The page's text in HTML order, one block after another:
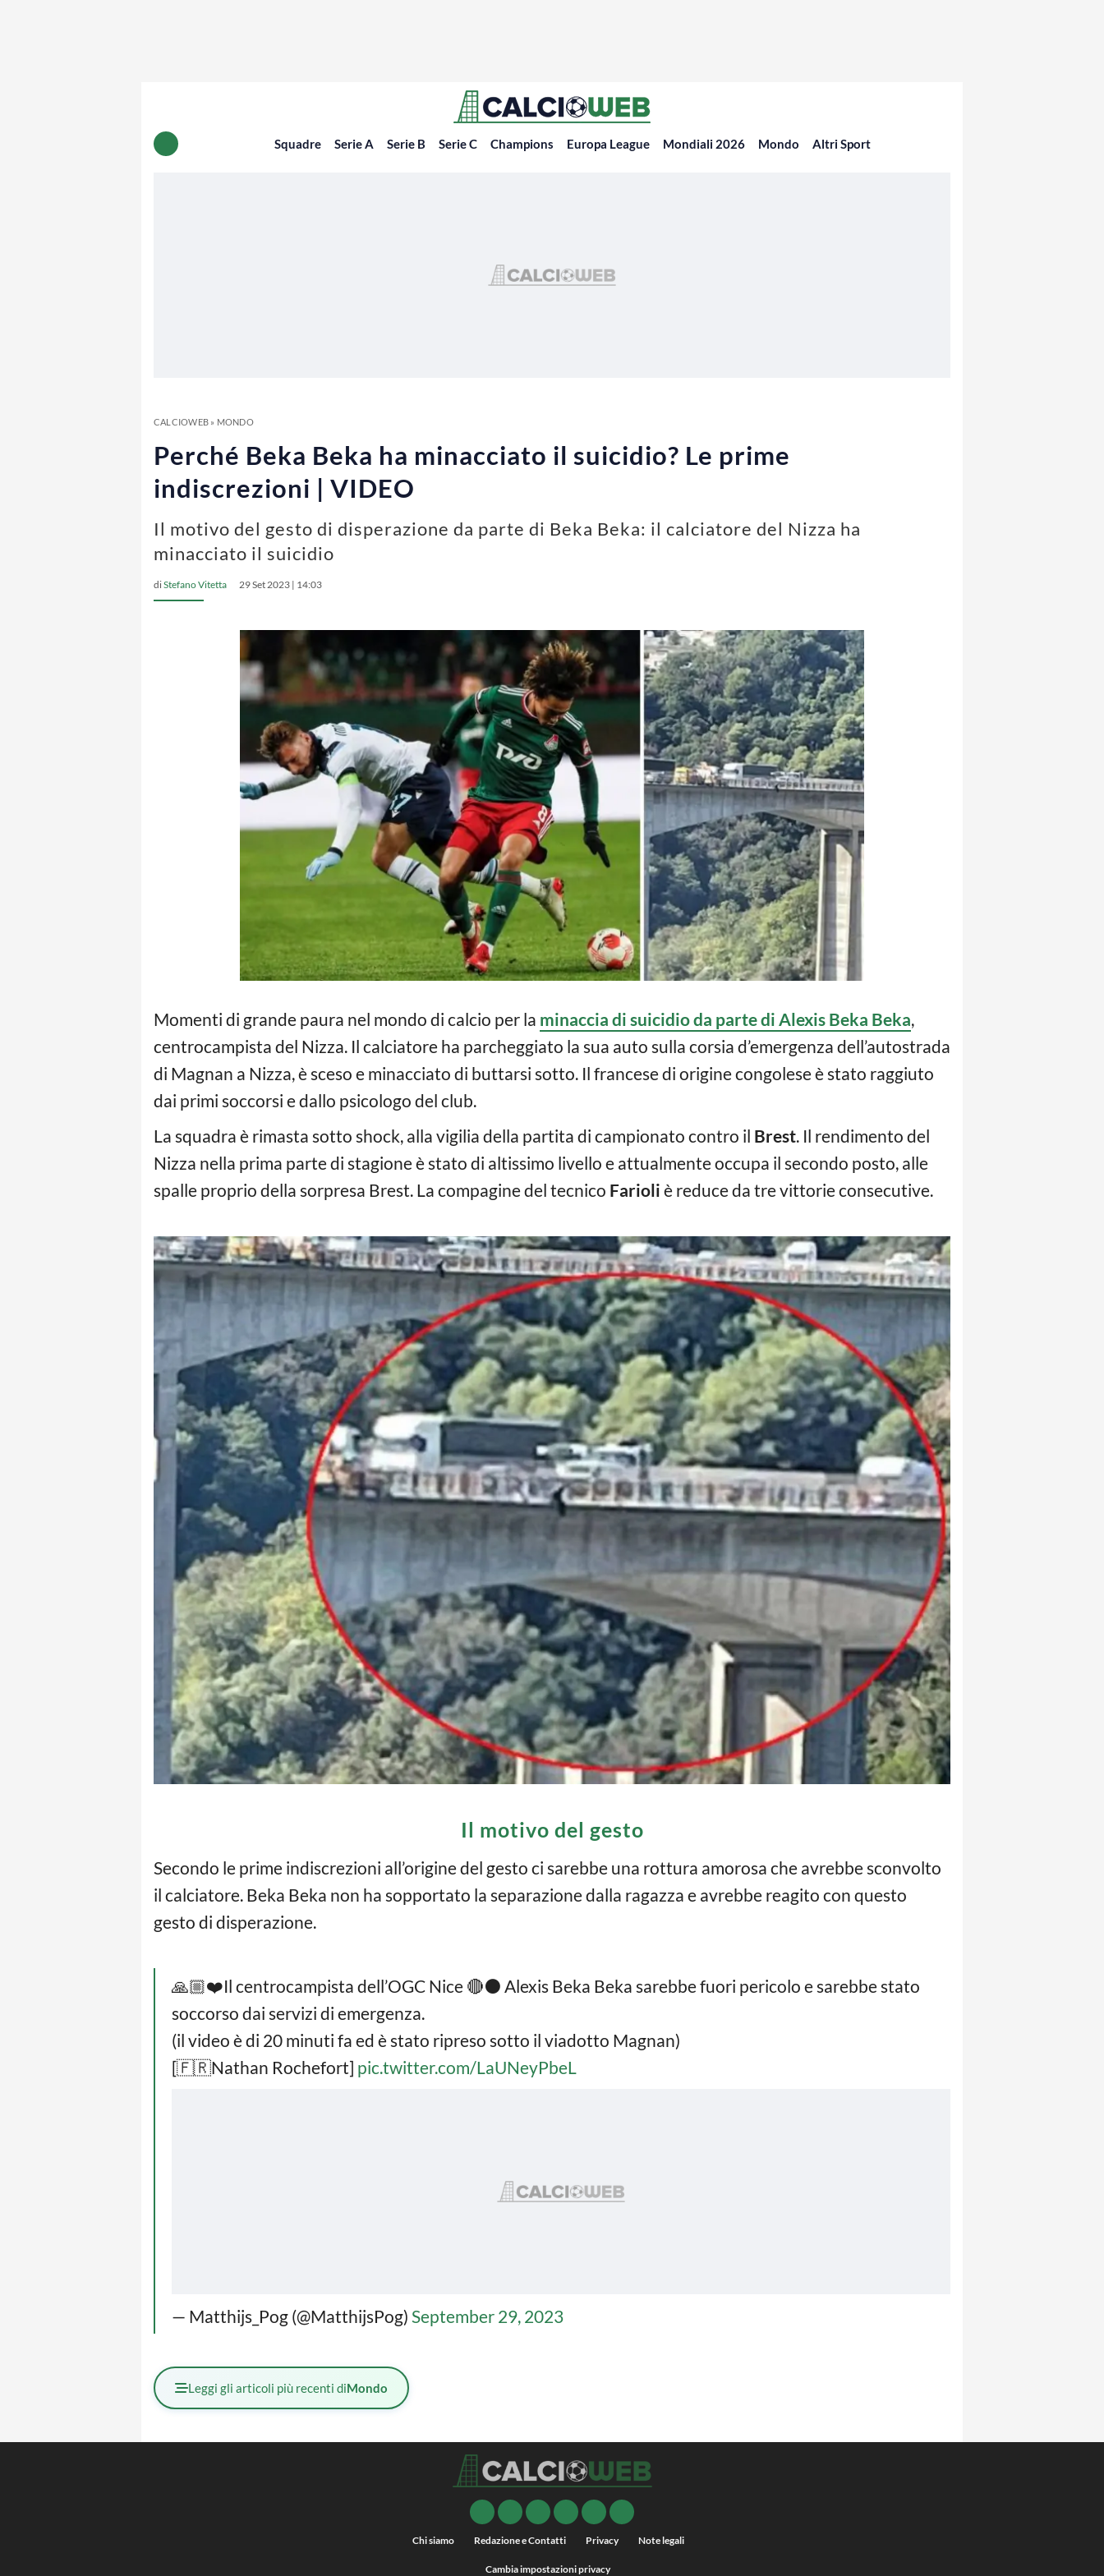
Squadre Serie A Serie B Serie C Champions Europa League Mondiali 2026 Mondo Altri Sport
CALCIOWEB» MONDO
Perché Beka Beka ha minacciato il suicidio? Le prime
indiscrezioni | VIDEO
Il motivo del gesto di disperazione da parte di Beka Beka: il calciatore del Nizza ha
minacciato il suicidio
diStefano Vitetta 29 Set 2023 | 14:03
Momenti di grande paura nel mondo di calcio per la minaccia di suicidio da parte di Alexis Beka Beka,
centrocampista del Nizza. Il calciatore ha parcheggiato la sua auto sulla corsia d’emergenza dell’autostrada
di Magnan a Nizza, è sceso e minacciato di buttarsi sotto. Il francese di origine congolese è stato raggiuto
dai primi soccorsi e dallo psicologo del club.
La squadra è rimasta sotto shock, alla vigilia della partita di campionato contro il Brest. Il rendimento del
Nizza nella prima parte di stagione è stato di altissimo livello e attualmente occupa il secondo posto, alle
spalle proprio della sorpresa Brest. La compagine del tecnico Farioli è reduce da tre vittorie consecutive.
Il motivo del gesto
Secondo le prime indiscrezioni all’origine del gesto ci sarebbe una rottura amorosa che avrebbe sconvolto
il calciatore. Beka Beka non ha sopportato la separazione dalla ragazza e avrebbe reagito con questo
gesto di disperazione.
🙏🏼❤️Il centrocampista dell’OGC Nice 🔴⚫️ Alexis Beka Beka sarebbe fuori pericolo e sarebbe stato
soccorso dai servizi di emergenza.
(il video è di 20 minuti fa ed è stato ripreso sotto il viadotto Magnan)
[🇫🇷Nathan Rochefort] pic.twitter.com/LaUNeyPbeL
— Matthijs_Pog (@MatthijsPog) September 29, 2023
Leggi gli articoli più recenti diMondo
Chi siamo Redazione e Contatti Privacy Note legali
Cambia impostazioni privacy